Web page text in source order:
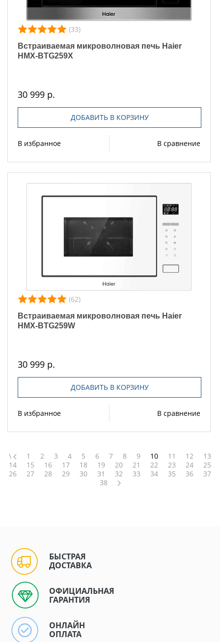
(33)
Встраиваемая микроволновая печь Haier
HMX-BTG259X
30 999 р.
ДОБАВИТЬ В КОРЗИНУ
В избранное В сравнение
(62)
Встраиваемая микроволновая печь Haier
HMX-BTG259W
30 999 р.
ДОБАВИТЬ В КОРЗИНУ
В избранное В сравнение
\ 1 2 3 4 5 6 7 8 9 10 11 12
13
14
15 16 17 18 19 20 21 22 23 24
25
26
27 28 29 30 31 32 33 34 35 36
37
38
БЫСТРАЯ
ДОСТАВКА
ОФИЦИАЛЬНАЯ
ГАРАНТИЯ
ОНЛАЙН
ОПЛАТА